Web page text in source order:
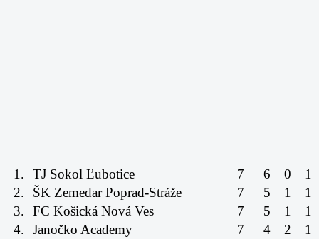
1. TJ Sokol Ľubotice 7 6 0
1
2.
ŠK Zemedar Poprad-Stráže 7 5 1
1
3.
FC Košická Nová Ves 7 5 1
1
4.
Janočko Academy 7 4 2
1